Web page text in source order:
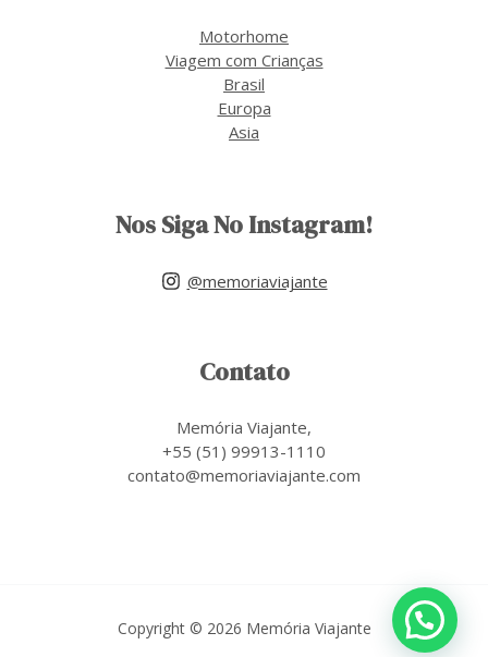
Motorhome
Viagem com Crianças
Brasil
Europa
Asia
Nos Siga No Instagram!
@memoriaviajante
Contato
Memória Viajante,
+55 (51) 99913-1110
contato@memoriaviajante.com
Copyright © 2026 Memória Viajante